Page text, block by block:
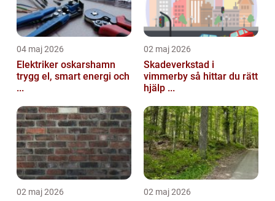
04 maj 2026
Elektriker oskarshamn
trygg el, smart energi och
...
02 maj 2026
Skadeverkstad i
vimmerby så hittar du rätt
hjälp ...
02 maj 2026 02 maj 2026